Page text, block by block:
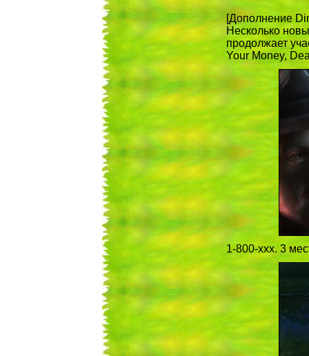
[Дополнение
Несколько
продолжает
Your Money,
1-800-xxx. 3